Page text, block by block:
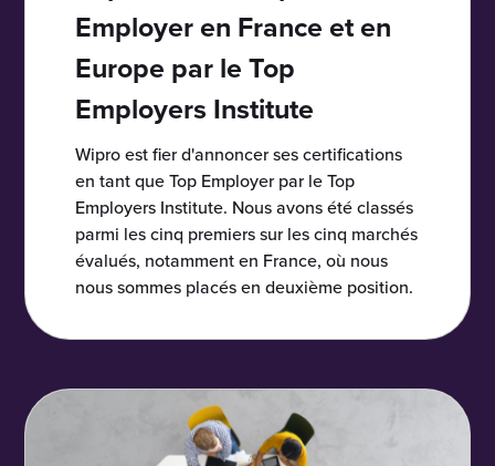
Employer en France et en
Europe par le Top
Employers Institute
Wipro est fier d'annoncer ses certifications
en tant que Top Employer par le Top
Employers Institute. Nous avons été classés
parmi les cinq premiers sur les cinq marchés
évalués, notamment en France, où nous
nous sommes placés en deuxième position.